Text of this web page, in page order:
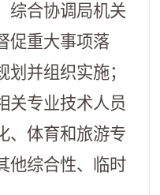
综合协调局机关
促重大事项落
并组织实施；
关专业技术人员
、体育和旅游专
他综合性、临时